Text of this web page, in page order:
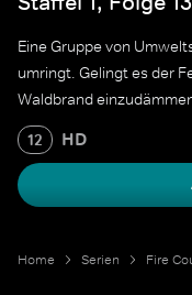
Eine Gruppe von
umringt. Gelingt es der
Waldbrand
12 HD
Home Serien Fire